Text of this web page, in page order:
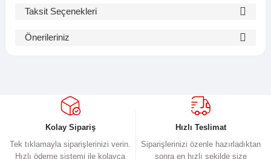
Taksit Seçenekleri
Önerileriniz
Görüş ve önerileriniz için teşekkür ederiz.
Ürün resmi kalitesiz, bozuk veya görüntülenemiyor.
Ürün açıklamasında eksik bilgiler bulunuyor.
Kolay Sipariş
Tek tıklamayla siparişlerinizi verin.
Hızlı ödeme sistemi ile kolayca
Hızlı Teslimat
Siparişlerinizi özenle hazırladıktan
sonra en hızlı şekilde size